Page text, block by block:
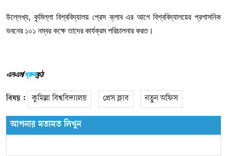
উল্লেখ্য, কুমিল্লা বিশ্ববিদ্যালয় প্রেস ক্লাব এর আগে বিশ্ববিদ্যালয়ের প্রশাসনিক
ভবনের ১০১ নম্বর কক্ষে তাদের কার্যক্রম পরিচালনার করত।
এনএম/ধ্রুবকন্ঠ
বিষয় : কুমিল্লা বিশ্ববিদ্যালয় প্রেস ক্লাব নতুন অফিস
আপনার মতামত লিখুন